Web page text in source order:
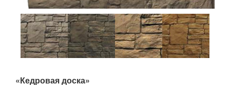
«Кедровая доска»